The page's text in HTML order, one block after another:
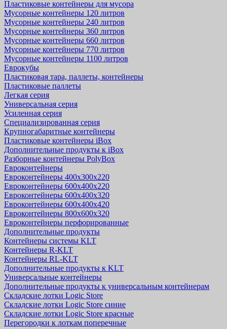
Пластиковые контейнеры для мусора
Мусорные контейнеры 120 литров
Мусорные контейнеры 240 литров
Мусорные контейнеры 360 литров
Мусорные контейнеры 660 литров
Мусорные контейнеры 770 литров
Мусорные контейнеры 1100 литров
Еврокубы
Пластиковая тара, паллеты, контейнеры
Пластиковые паллеты
Легкая серия
Универсальная серия
Усиленная серия
Специализированная серия
Крупногабаритные контейнеры
Пластиковые контейнеры iBox
Дополнительные продукты к iBox
Разборные контейнеры PolyBox
Евроконтейнеры
Евроконтейнеры 400х300х220
Евроконтейнеры 600х400х220
Евроконтейнеры 600х400х320
Евроконтейнеры 600х400х420
Евроконтейнеры 800х600х320
Евроконтейнеры перфорированные
Дополнительные продукты
Контейнеры системы KLT
Контейнеры R-KLT
Контейнеры RL-KLT
Дополнительные продукты к KLT
Универсальные контейнеры
Дополнительные продукты к универсальным контейнерам
Складские лотки Logic Store
Складские лотки Logic Store синие
Складские лотки Logic Store красные
Перегородки к лоткам поперечные